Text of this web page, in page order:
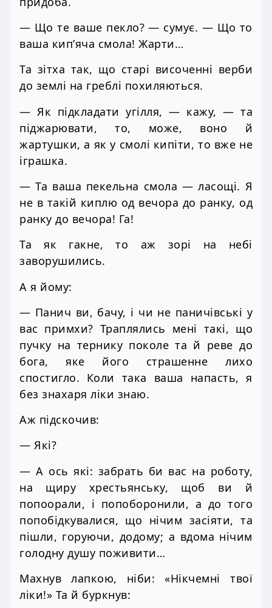
— Що те ваше пекло? — сумує. — Що то
ваша кип’яча смола! Жарти…
Та зітха так, що старі височенні верби
до землі на греблі похиляються.
— Як підкладати угілля, — кажу, — та
піджарювати, то, може, воно й
жартушки, а як у смолі кипіти, то вже не
іграшка.
— Та ваша пекельна смола — ласощі. Я
не в такій киплю од вечора до ранку, од
ранку до вечора! Га!
Та як гакне, то аж зорі на небі
заворушились.
А я йому:
— Панич ви, бачу, і чи не паничівські у
вас примхи? Траплялись мені такі, що
пучку на тернику поколе та й реве до
бога, яке його страшенне лихо
спостигло. Коли така ваша напасть, я
без знахаря ліки знаю.
Аж підскочив:
— Які?
— А ось які: забрать би вас на роботу,
на щиру хрестьянську, щоб ви й
попоорали, і попоборонили, а до того
попобідкувалися, що нічим засіяти, та
пішли, горуючи, додому; а вдома нічим
голодну душу поживити…
Махнув лапкою, ніби: «Нікчемні твої
ліки!» Та й буркнув: